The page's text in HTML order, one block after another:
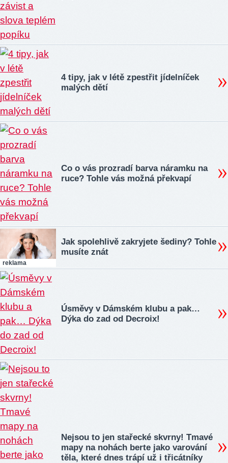
4 tipy, jak v létě zpestřit jídelníček
malých dětí
Co o vás prozradí barva náramku na
ruce? Tohle vás možná překvapí
reklama
Jak spolehlivě zakryjete šediny? Tohle
musíte znát
Úsměvy v Dámském klubu a pak…
Dýka do zad od Decroix!
Nejsou to jen stařecké skvrny! Tmavé
mapy na nohách berte jako varování
těla, které dnes trápí už i třicátníky